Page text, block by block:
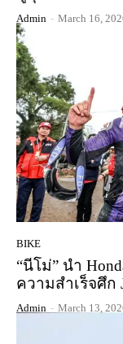
Admin - March 16,
BIKE
“นีโม่” นำ
ความสำเร็จศึ
Admin - March 13,